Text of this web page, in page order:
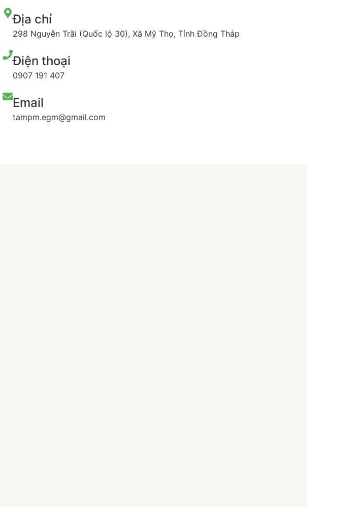
Địa chỉ
298 Nguyễn Trãi (Quốc lộ 30), Xã Mỹ Thọ, Tỉnh Đồng Tháp
Điện thoại
0907 191 407
Email
tampm.egm@gmail.com